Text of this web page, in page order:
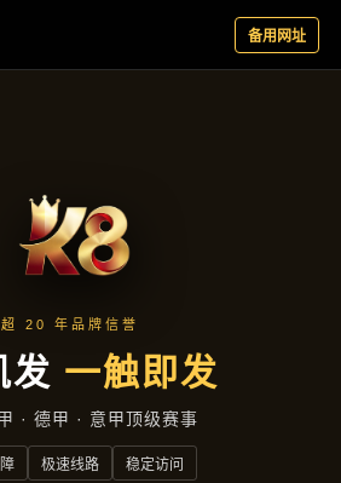
新闻发布
首页 新闻发布